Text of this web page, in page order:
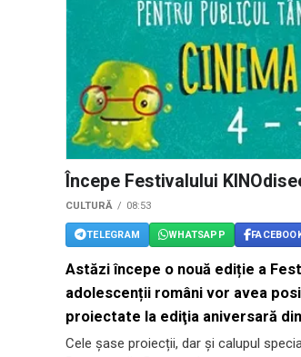
Începe Festivalului
CULTURĂ 08:53
TELEGRAM WHATSAPP
Astăzi începe o nouă ediție a
adolescenții români vor avea
proiectate la ediţia aniversară
Cele șase proiecții, dar și calupul